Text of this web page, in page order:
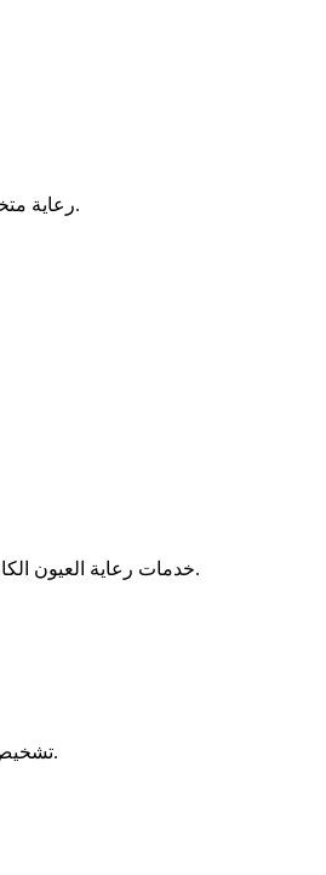
رعاية متخصصة لاضطرابات الدماغ والحبل الشوكي والجهاز العصبي بما في ذلك السكتة الدماغية والصرع.
خدمات رعاية العيون الكاملة من الفحوصات الروتينية إلى الإجراءات الجراحية المتقدمة بما في ذلك جراحة الساد والليزك.
تشخيص وعلاج وإعادة تأهيل اضطرابات وإصابات الجهاز العضلي الهيكلي بما في ذلك استبدال المفاصل.